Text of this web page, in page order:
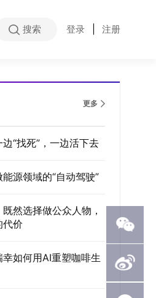
搜索 登录 注册
更多
“找死”，一边活下去
源领域的“自动驾驶”
然选择做公众人物，
代价
如何用AI重塑咖啡生